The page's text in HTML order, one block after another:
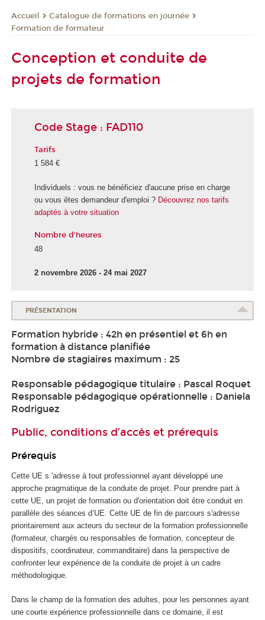
Accueil
Catalogue de formations en journée
Formation de formateur
Conception et conduite de
projets de formation
Code Stage : FAD110
Tarifs
1 584 €
Individuels : vous ne bénéficiez d'aucune prise en charge
ou vous êtes demandeur d'emploi ? Découvrez nos tarifs
adaptés à votre situation
Nombre d'heures
48
2 novembre 2026 - 24 mai 2027
PRÉSENTATION
Formation hybride : 42h en présentiel et 6h en
formation à distance planifiée
Nombre de stagiaires maximum : 25
Responsable pédagogique titulaire : Pascal Roquet
Responsable pédagogique opérationnelle : Daniela
Rodriguez
Public, conditions d’accès et prérequis
Prérequis
Cette UE s 'adresse à tout professionnel ayant développé une
approche pragmatique de la conduite de projet. Pour prendre part à
cette UE, un projet de formation ou d'orientation doit être conduit en
parallèle des séances d’UE. Cette UE de fin de parcours s'adresse
prioritairement aux acteurs du secteur de la formation professionnelle
(formateur, chargés ou responsables de formation, concepteur de
dispositifs, coordinateur, commanditaire) dans la perspective de
confronter leur expérience de la conduite de projet à un cadre
méthodologique.
Dans le champ de la formation des adultes, pour les personnes ayant
une courte expérience professionnelle dans ce domaine, il est